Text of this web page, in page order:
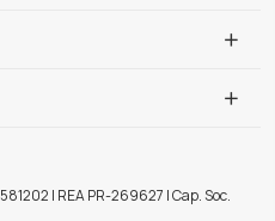
| REA PR-269627 | Cap. Soc.